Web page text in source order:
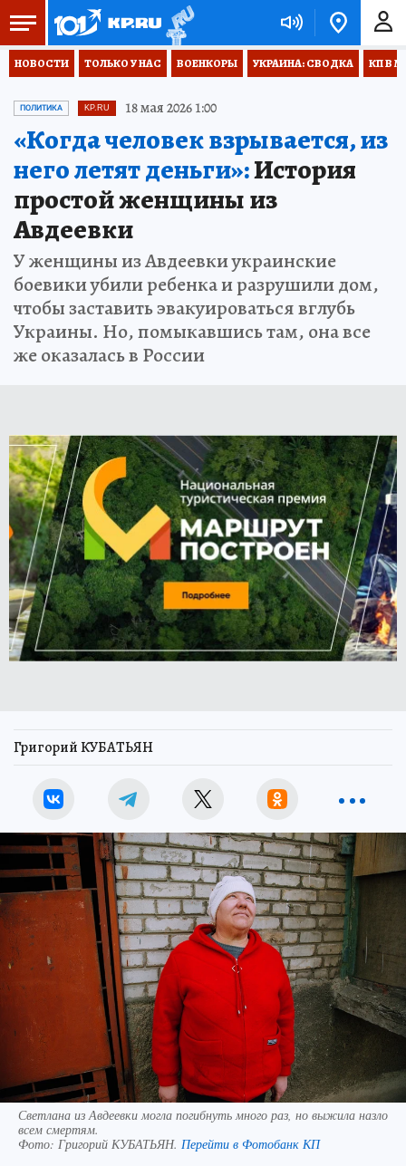
НОВОСТИ ТОЛЬКО У НАС ВОЕНКОРЫ УКРАИНА: СВОДКА КП В
ПОЛИТИКА KP.RU 18 мая 2026 1:00
«Когда человек взрывается, из
него летят деньги»:История
простой женщины из
Авдеевки
У женщины из Авдеевки украинские
боевики убили ребенка и разрушили дом,
чтобы заставить эвакуироваться вглубь
Украины. Но, помыкавшись там, она все
же оказалась в России
Григорий КУБАТЬЯН
Светлана из Авдеевки могла погибнуть много раз, но выжила назло
всем смертям.
Фото: Григорий КУБАТЬЯН. Перейти в Фотобанк КП